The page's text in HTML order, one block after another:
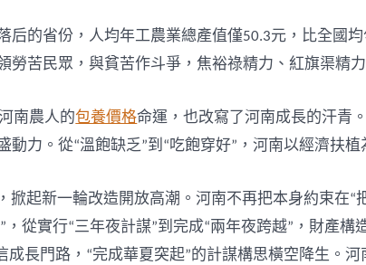
后的省份，人均年工農業總產值僅50.3元，比全國
勞苦民眾，與貧苦作斗爭，焦裕祿精力、紅旗渠精
南農人的包養價格命運，也改寫了河南成長的汗青
力。從“溫飽缺乏”到“吃飽穿好”，河南以經濟扶
掀起新一輪改造開放高潮。河南不再把本身約束在
從實行“三年夜計謀”到完成“兩年夜跨越”，財產
成長門路，“完成華夏突起”的計謀構思橫空降生。